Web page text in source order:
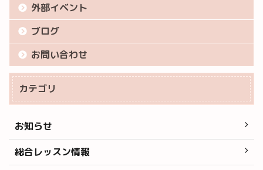
外部イベント
ブログ
お問い合わせ
カテゴリ
お知らせ
総合レッスン情報